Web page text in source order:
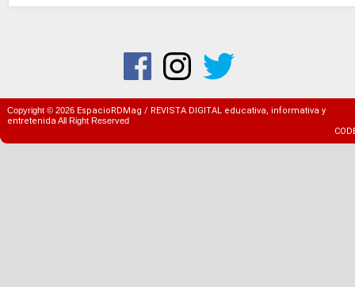
Copyright © 2026 EspacioRDMag / REVISTA DIGITAL educativa, informativa y
entretenida All Right Reserved